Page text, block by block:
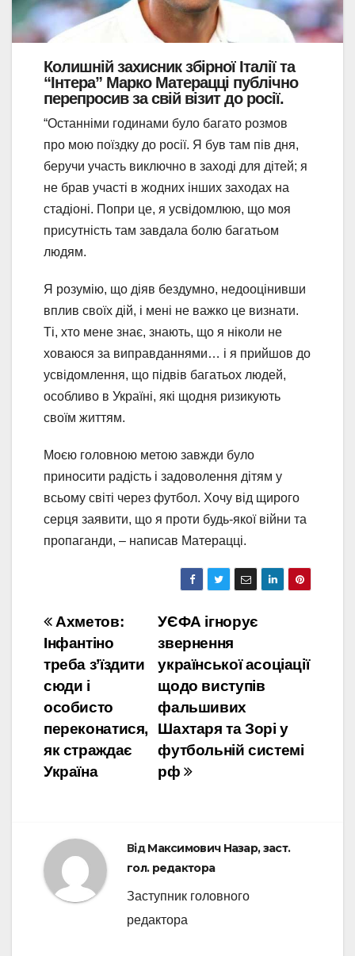
Колишній захисник збірної Італії та
“Інтера” Марко Матерацці публічно
перепросив за свій візит до росії.
“Останніми годинами було багато розмов
про мою поїздку до росії. Я був там пів дня,
беручи участь виключно в заході для дітей; я
не брав участі в жодних інших заходах на
стадіоні. Попри це, я усвідомлюю, що моя
присутність там завдала болю багатьом
людям.
Я розумію, що діяв бездумно, недооцінивши
вплив своїх дій, і мені не важко це визнати.
Ті, хто мене знає, знають, що я ніколи не
ховаюся за виправданнями… і я прийшов до
усвідомлення, що підвів багатьох людей,
особливо в Україні, які щодня ризикують
своїм життям.
Моєю головною метою завжди було
приносити радість і задоволення дітям у
всьому світі через футбол. Хочу від щирого
серця заявити, що я проти будь-якої війни та
пропаганди, – написав Матерацці.
Навігація
записів
УЄФА ігнорує
звернення
української асоціації
щодо виступів
фальшивих
Шахтаря та Зорі у
футбольній системі
рф
Ахметов:
Інфантіно
треба з’їздити
сюди і
особисто
переконатися,
як страждає
Україна
ВідМаксимович Назар, заст.
гол. редактора
Заступник головного
редактора